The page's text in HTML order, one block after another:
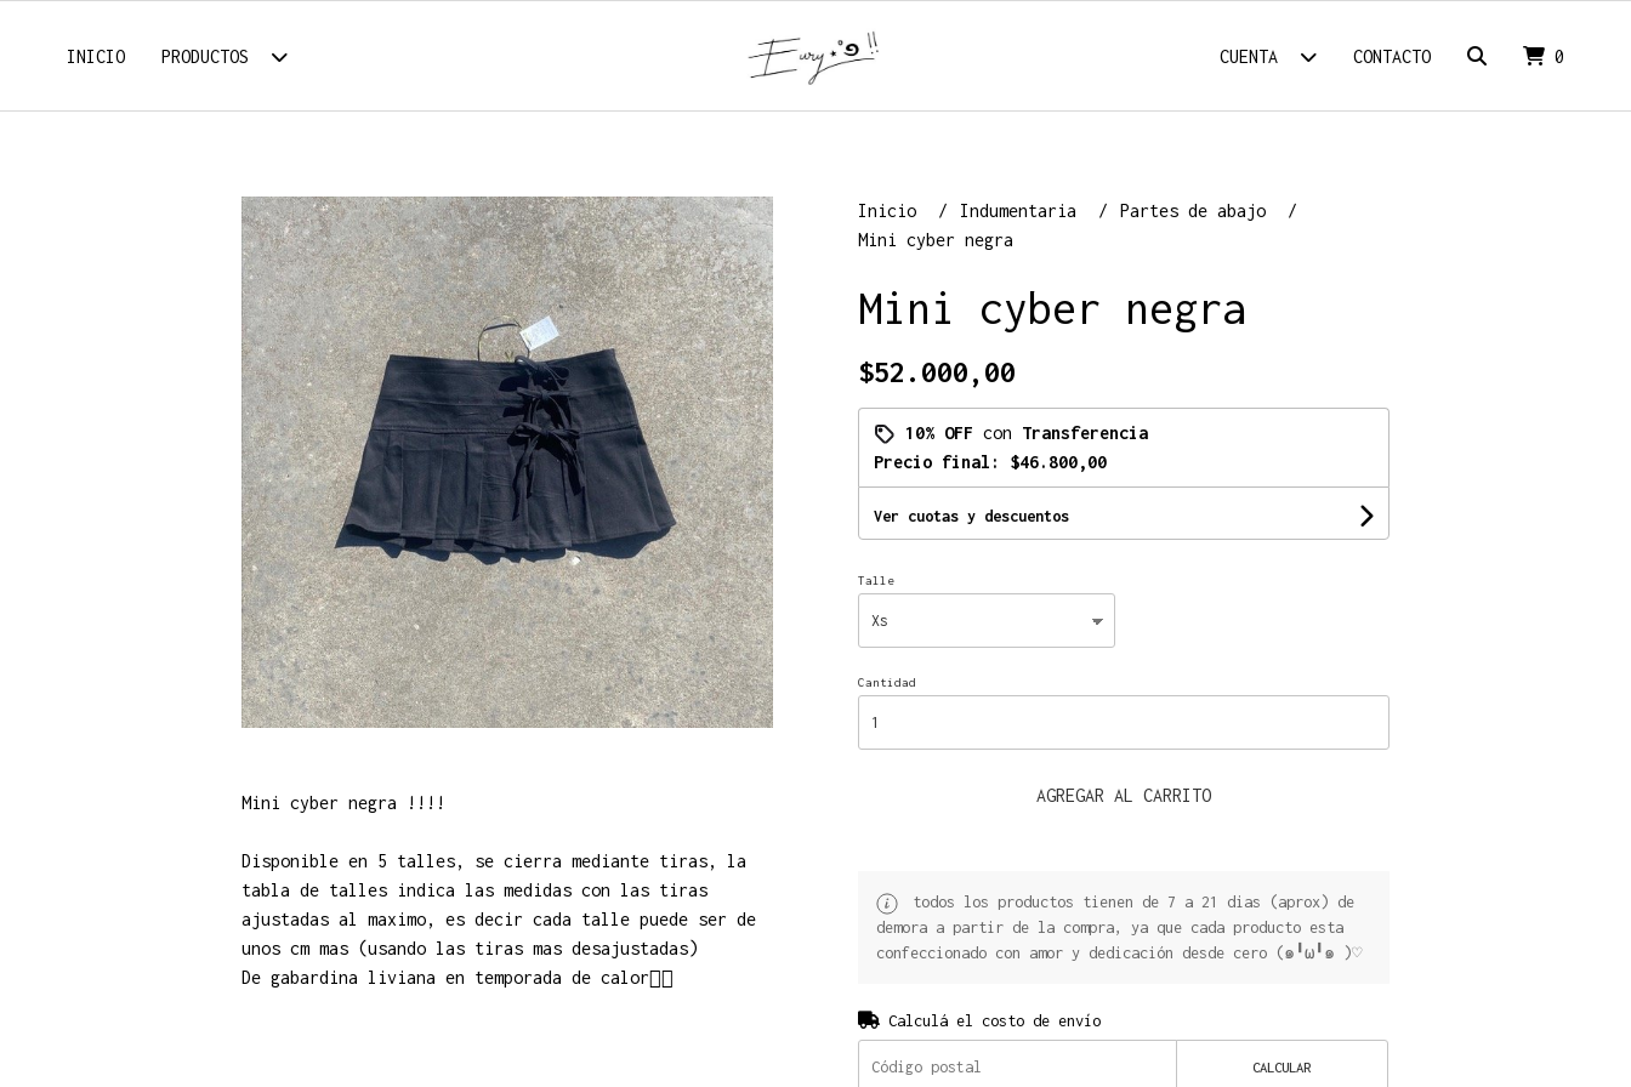
INICIO PRODUCTOS CUENTA CONTACTO 0
Mini cyber negra !!!!
Disponible en 5 talles, se cierra mediante tiras, la
tabla de talles indica las medidas con las tiras
ajustadas al maximo, es decir cada talle puede ser de
unos cm mas (usando las tiras mas desajustadas)
De gabardina liviana en temporada de calor😮‍💨
Inicio Indumentaria
Partes de abajo
Mini cyber negra
Mini cyber negra
$52.000,00
10% OFF con Transferencia
Precio final: $46.800,00
Ver cuotas y descuentos
Talle
Cantidad
AGREGAR AL CARRITO
todos los productos tienen de 7 a 21 dias (aprox) de
demora a partir de la compra, ya que cada producto esta
confeccionado con amor y dedicación desde cero (๑╹ω╹๑ )♡
Calculá el costo de envío
CALCULAR